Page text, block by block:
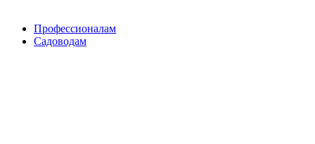
Профессионалам
Садоводам